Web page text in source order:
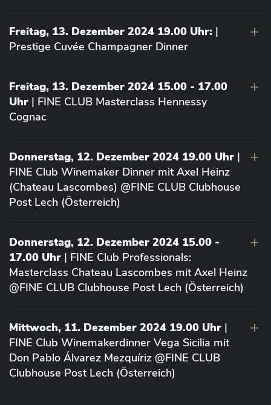
Freitag, 13. Dezember 2024 19.00 Uhr: |
Prestige Cuvée Champagner Dinner
Freitag, 13. Dezember 2024 15.00 - 17.00
Uhr | FINE CLUB Masterclass Hennessy
Cognac
Donnerstag, 12. Dezember 2024 19.00 Uhr |
FINE Club Winemaker Dinner mit Axel Heinz
(Chateau Lascombes) @FINE CLUB Clubhouse
Post Lech (Österreich)
Donnerstag, 12. Dezember 2024 15.00 -
17.00 Uhr | FINE Club Professionals:
Masterclass Chateau Lascombes mit Axel Heinz
@FINE CLUB Clubhouse Post Lech (Österreich)
Mittwoch, 11. Dezember 2024 19.00 Uhr |
FINE Club Winemakerdinner Vega Sicilia mit
Don Pablo Álvarez Mezquíriz @FINE CLUB
Clubhouse Post Lech (Österreich)